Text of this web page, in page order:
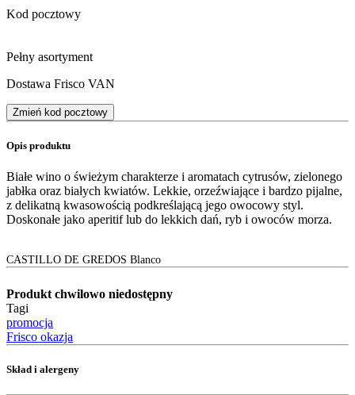
Kod pocztowy
Pełny asortyment
Dostawa Frisco VAN
Zmień kod pocztowy
Opis produktu
Białe wino o świeżym charakterze i aromatach cytrusów, zielonego
jabłka oraz białych kwiatów. Lekkie, orzeźwiające i bardzo pijalne,
z delikatną kwasowością podkreślającą jego owocowy styl.
Doskonałe jako aperitif lub do lekkich dań, ryb i owoców morza.
CASTILLO DE GREDOS Blanco
Produkt chwilowo niedostępny
Tagi
promocja
Frisco okazja
Skład i alergeny